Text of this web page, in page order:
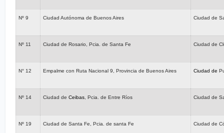
Nº 9 Ciudad Autónoma de Buenos Aires Ciudad de
Nº 11 Ciudad de Rosario, Pcia. de Santa Fe Ciudad de
N° 12 Empalme con Ruta Nacional 9, Provincia de Buenos Aires Ciudad de
Nº 14 Ciudad deCeibas, Pcia. de Entre Ríos Ciudad de
Nº 19 Ciudad de Santa Fe, Pcia. de santa Fe Ciudad de